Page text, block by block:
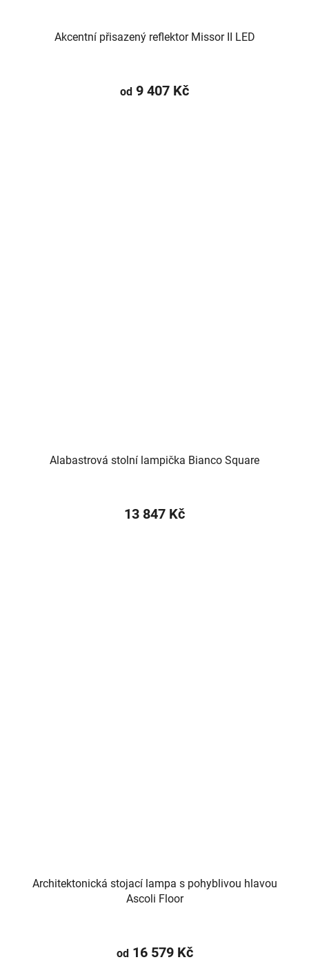
Akcentní přisazený reflektor Missor II LED
od 9 407 Kč
Alabastrová stolní lampička Bianco Square
13 847 Kč
Architektonická stojací lampa s pohyblivou hlavou
Ascoli Floor
od16 579 Kč